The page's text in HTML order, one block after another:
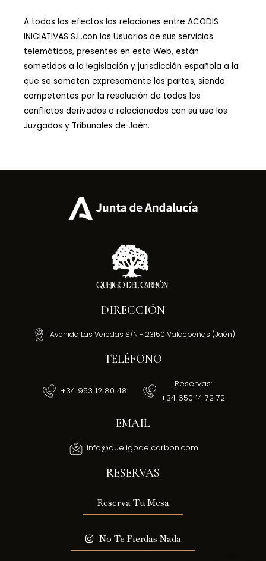
A todos los efectos las relaciones entre ACODIS
INICIATIVAS S.L.con los Usuarios de sus servicios
telemáticos, presentes en esta Web, están
sometidos a la legislación y jurisdicción española a la
que se someten expresamente las partes, siendo
competentes por la resolución de todos los
conflictos derivados o relacionados con su uso los
Juzgados y Tribunales de Jaén.
DIRECCIÓN
Avenida Las Veredas S/N - 23150 Valdepeñas (Jaén)
TELÉFONO
‎+34 953 12 80 48
Reservas:
+34 650 14 72 72
EMAIL
info@quejigodelcarbon.com
RESERVAS
Reserva Tu Mesa
No Te Pierdas Nada